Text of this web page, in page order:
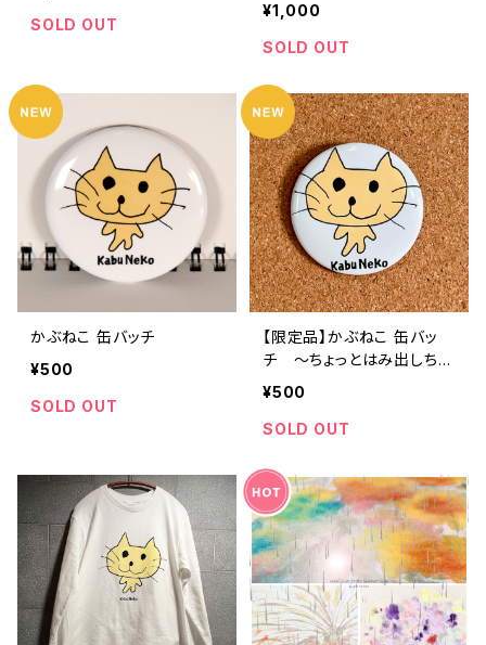
SOLD OUT
¥1,000
SOLD OUT
かぶねこ 缶バッチ
¥500
SOLD OUT
【限定品】かぶねこ 缶バッ
チ 〜ちょっとはみ出しちゃ
ったニャver.〜
¥500
SOLD OUT